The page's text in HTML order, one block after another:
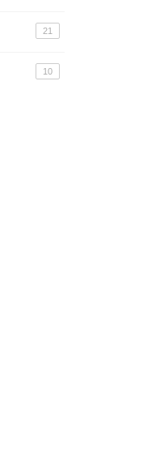
21
10